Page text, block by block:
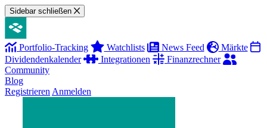
Sidebar schließen
Portfolio-Tracking Watchlists News Feed
Märkte
Dividendenkalender
Integrationen
Finanzrechner
Community
Blog
Registrieren Anmelden